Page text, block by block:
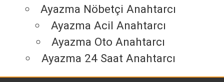
Ayazma Nöbetçi Anahtarcı
Ayazma Acil Anahtarcı
Ayazma Oto Anahtarcı
Ayazma 24 Saat Anahtarcı